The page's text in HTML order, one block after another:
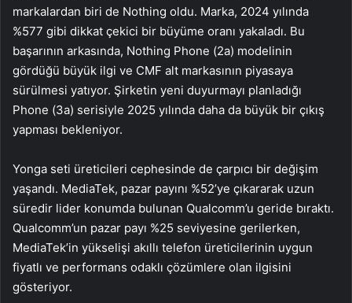
markalardan biri de Nothing oldu. Marka, 2024 yılında
%577 gibi dikkat çekici bir büyüme oranı yakaladı. Bu
başarının arkasında, Nothing Phone (2a) modelinin
gördüğü büyük ilgi ve CMF alt markasının piyasaya
sürülmesi yatıyor. Şirketin yeni duyurmayı planladığı
Phone (3a) serisiyle 2025 yılında daha da büyük bir çıkış
yapması bekleniyor.
Yonga seti üreticileri cephesinde de çarpıcı bir değişim
yaşandı. MediaTek, pazar payını %52’ye çıkararak uzun
süredir lider konumda bulunan Qualcomm’u geride bıraktı.
Qualcomm’un pazar payı %25 seviyesine gerilerken,
MediaTek’in yükselişi akıllı telefon üreticilerinin uygun
fiyatlı ve performans odaklı çözümlere olan ilgisini
gösteriyor.